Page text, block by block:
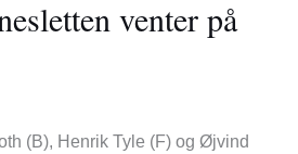
venter på
(B), Henrik Tyle (F) og Øjvind